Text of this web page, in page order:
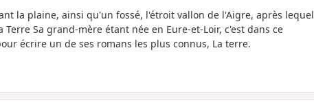
la plaine, ainsi qu'un fossé, l'étroit vallon de l'Aigre, après lequel
Sa grand-mère étant née en Eure-et-Loir, c'est dans ce
écrire un de ses romans les plus connus, La terre.